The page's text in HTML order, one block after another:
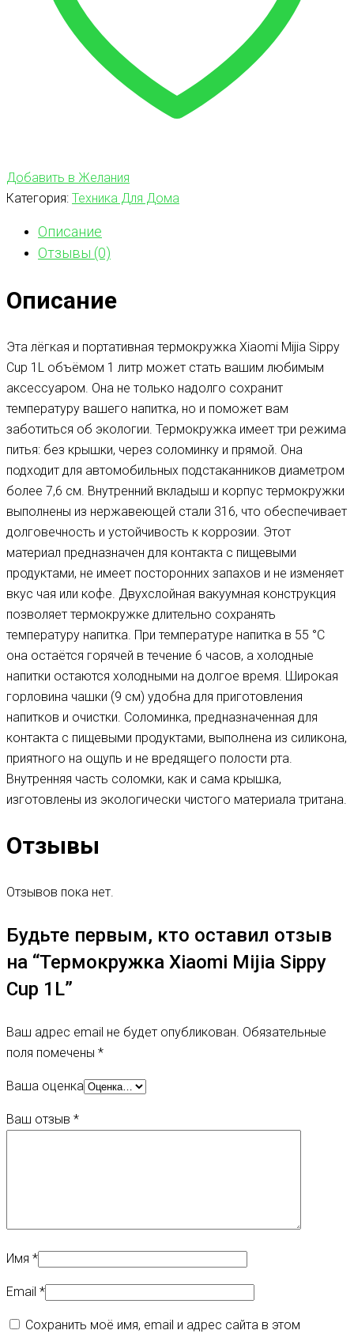
Добавить в Желания
Категория: Техника Для Дома
Описание
Отзывы (0)
Описание
Эта лёгкая и портативная термокружка Xiaomi Mijia Sippy
Cup 1L объёмом 1 литр может стать вашим любимым
аксессуаром. Она не только надолго сохранит
температуру вашего напитка, но и поможет вам
заботиться об экологии. Термокружка имеет три режима
питья: без крышки, через соломинку и прямой. Она
подходит для автомобильных подстаканников диаметром
более 7,6 см. Внутренний вкладыш и корпус термокружки
выполнены из нержавеющей стали 316, что обеспечивает
долговечность и устойчивость к коррозии. Этот
материал предназначен для контакта с пищевыми
продуктами, не имеет посторонних запахов и не изменяет
вкус чая или кофе. Двухслойная вакуумная конструкция
позволяет термокружке длительно сохранять
температуру напитка. При температуре напитка в 55 °С
она остаётся горячей в течение 6 часов, а холодные
напитки остаются холодными на долгое время. Широкая
горловина чашки (9 см) удобна для приготовления
напитков и очистки. Соломинка, предназначенная для
контакта с пищевыми продуктами, выполнена из силикона,
приятного на ощупь и не вредящего полости рта.
Внутренняя часть соломки, как и сама крышка,
изготовлены из экологически чистого материала тритана.
Отзывы
Отзывов пока нет.
Будьте первым, кто оставил отзыв
на “Термокружка Xiaomi Mijia Sippy
Cup 1L”
Ваш адрес email не будет опубликован. Обязательные
поля помечены *
Ваша оценка
Ваш отзыв *
Имя *
Email *
Сохранить моё имя, email и адрес сайта в этом